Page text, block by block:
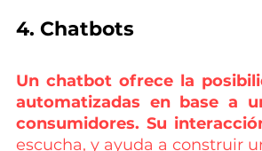
4. Chatbots
Un chatbot ofrece la
automatizadas en base a
consumidores. Su
escucha, y ayuda a construir